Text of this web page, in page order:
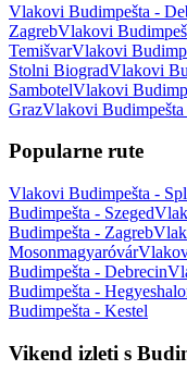
Vlakovi Budimpešta -
ZagrebVlakovi
TemišvarVlakovi
Stolni BiogradVlakovi
SambotelVlakovi
GrazVlakovi Budimpešta
Popularne rute
Vlakovi Budimpešta -
Budimpešta - Szeged
Budimpešta - Zagreb
Mosonmagyaróvár
Budimpešta - Debrecin
Budimpešta -
Budimpešta - Kestel
Vikend izleti s